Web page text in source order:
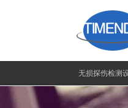
无损探伤检测